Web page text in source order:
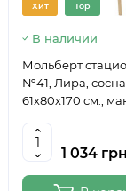
Хит Top
В наличии
Мольберт
№41, Лира, сосна,
61х80х170 см.,
Studio
1 034